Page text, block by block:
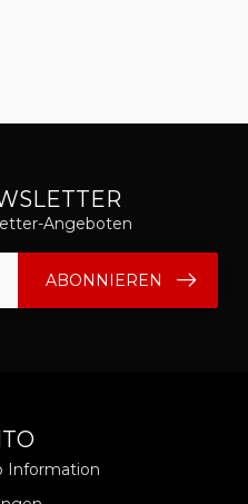
Angeboten
ABONNIEREN
Information